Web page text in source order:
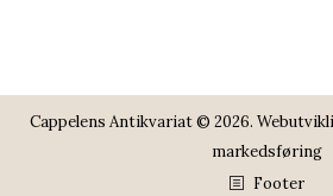
Cappelens Antikvariat © 2026.
markedsføring
Footer